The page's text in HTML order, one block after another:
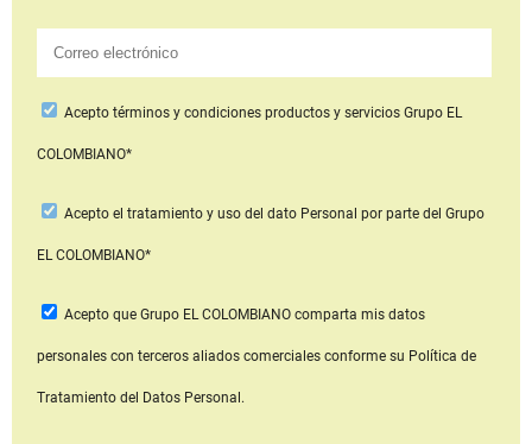
Aceptotérminos y condiciones productos y serviciosGrupo EL
COLOMBIANO*
Acepto el tratamiento y uso del dato Personal por parte del Grupo
EL COLOMBIANO*
Acepto que Grupo EL COLOMBIANOcomparta mis datos
personales con terceros aliados comerciales conforme su Política de
Tratamiento del Datos Personal.